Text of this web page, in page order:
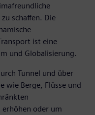
schaffen. Die
ist eine
und Globalisierung.
Tunnel und über
wie Berge, Flüsse und
erhöhen oder um